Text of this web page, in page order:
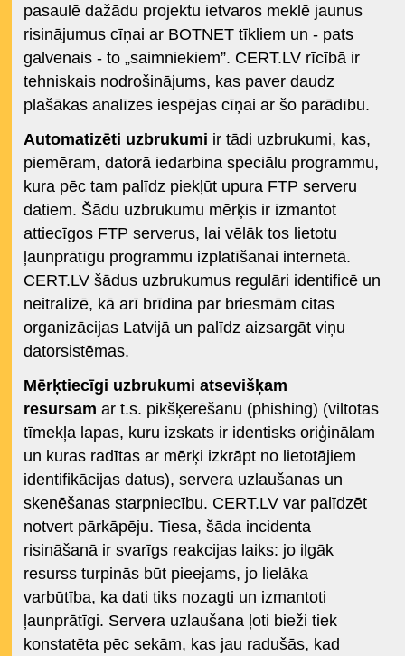
pasaulē dažādu projektu ietvaros meklē jaunus
risinājumus cīņai ar BOTNET tīkliem un - pats
galvenais - to „saimniekiem”. CERT.LV rīcībā ir
tehniskais nodrošinājums, kas paver daudz
plašākas analīzes iespējas cīņai ar šo parādību.
Automatizēti uzbrukumi ir tādi uzbrukumi, kas,
piemēram, datorā iedarbina speciālu programmu,
kura pēc tam palīdz piekļūt upura FTP serveru
datiem. Šādu uzbrukumu mērķis ir izmantot
attiecīgos FTP serverus, lai vēlāk tos lietotu
ļaunprātīgu programmu izplatīšanai internetā.
CERT.LV šādus uzbrukumus regulāri identificē un
neitralizē, kā arī brīdina par briesmām citas
organizācijas Latvijā un palīdz aizsargāt viņu
datorsistēmas.
Mērķtiecīgi uzbrukumi atsevišķam
resursam ar t.s. pikšķerēšanu (phishing) (viltotas
tīmekļa lapas, kuru izskats ir identisks oriģinālam
un kuras radītas ar mērķi izkrāpt no lietotājiem
identifikācijas datus), servera uzlaušanas un
skenēšanas starpniecību. CERT.LV var palīdzēt
notvert pārkāpēju. Tiesa, šāda incidenta
risināšanā ir svarīgs reakcijas laiks: jo ilgāk
resurss turpinās būt pieejams, jo lielāka
varbūtība, ka dati tiks nozagti un izmantoti
ļaunprātīgi. Servera uzlaušana ļoti bieži tiek
konstatēta pēc sekām, kas jau radušās, kad